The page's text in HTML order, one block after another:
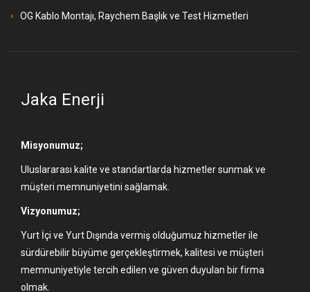
OG Kablo Montajı, Raychem Başlık ve Test Hizmetleri
Jaka Enerji
Misyonumuz;
Uluslararası kalite ve standartlarda hizmetler sunmak ve
müşteri memnuniyetini sağlamak.
Vizyonumuz;
Yurt İçi ve Yurt Dışında vermiş olduğumuz hizmetler ile
sürdürebilir büyüme gerçekleştirmek, kalitesi ve müşteri
memnuniyetiyle tercih edilen ve güven duyulan bir firma
olmak.